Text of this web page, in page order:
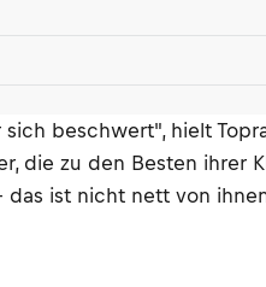
beschwert", hielt
die zu den Besten ihrer
ist nicht nett von